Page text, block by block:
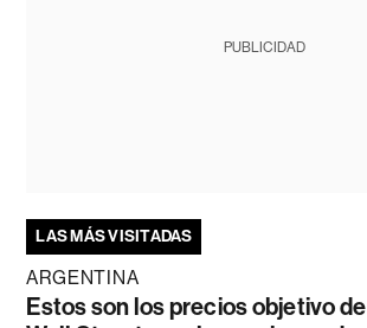
PUBLICIDAD
LAS MÁS VISITADAS
ARGENTINA
Estos son los precios objetivo de